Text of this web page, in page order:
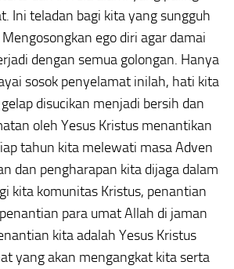
Ini teladan bagi kita yang sungguh
ego diri agar damai
dengan semua golongan. Hanya
sosok penyelamat inilah, hati kita
disucikan menjadi bersih dan
oleh Yesus Kristus menantikan
tahun kita melewati masa Adven
dan pengharapan kita dijaga dalam
kita komunitas Kristus, penantian
para umat Allah di jaman
kita adalah Yesus Kristus
yang akan mengangkat kita serta